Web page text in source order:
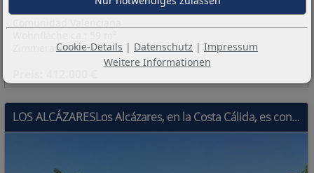
Zimmeranzahl: 3
LOS ALCÁZARESLos Alcázares, en la Costa Cálida, es conocido por sus extensas playas de aguas tranquilas y su ambiente relajado. Este destino turístic
Cookie-Details | Datenschutz | Impressum
Weitere Informationen